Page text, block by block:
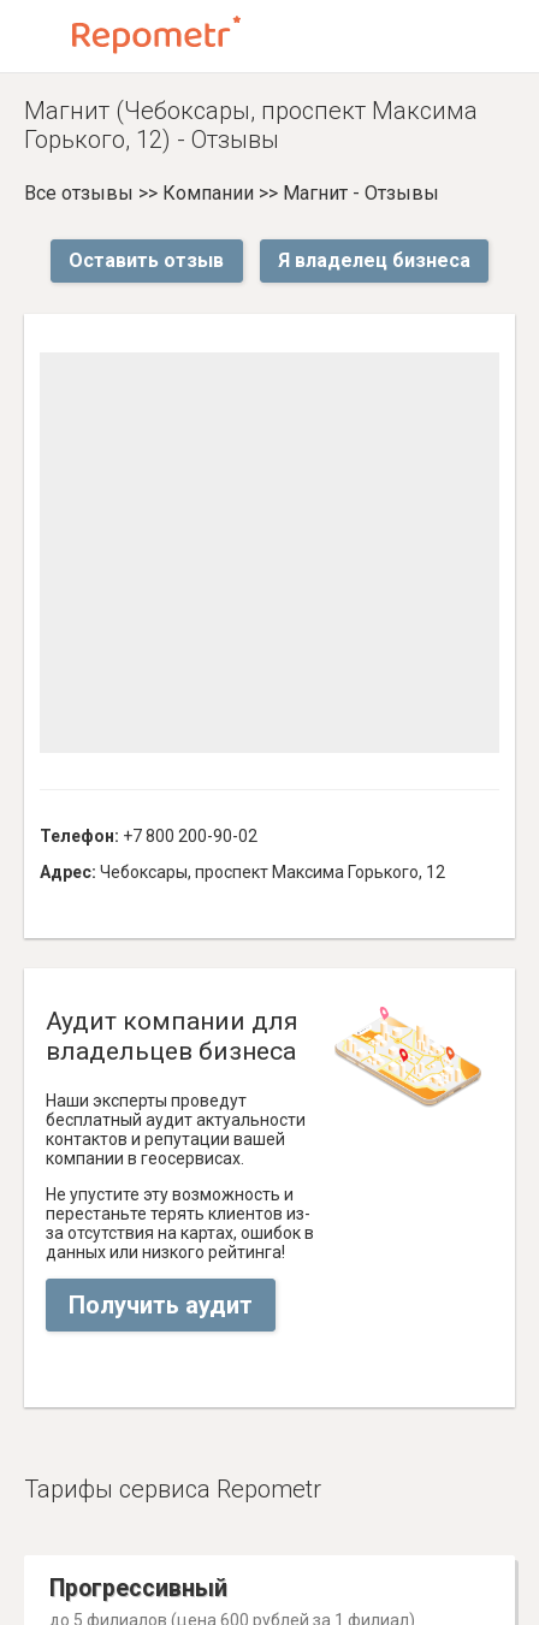
Магнит (Чебоксары, проспект Максима
Горького, 12) - Отзывы
Все отзывы >> Компании >> Магнит - Отзывы
Оставить отзыв Я владелец бизнеса
Телефон: +7 800 200-90-02
Адрес: Чебоксары, проспект Максима Горького, 12
Аудит компании для
владельцев бизнеса
Наши эксперты проведут
бесплатный аудит актуальности
контактов и репутации вашей
компании в геосервисах.
Не упустите эту возможность и
перестаньте терять клиентов из-
за отсутствия на картах, ошибок в
данных или низкого рейтинга!
Получить аудит
Тарифы сервиса Repometr
Прогрессивный
до 5 филиалов (цена 600 рублей за 1 филиал)